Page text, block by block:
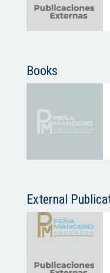
Books
External